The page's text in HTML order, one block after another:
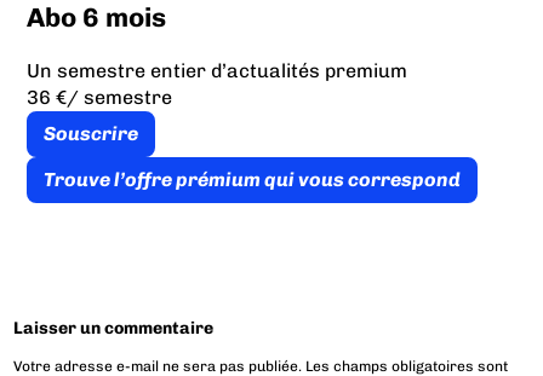
Abo 6 mois
Un semestre entier d’actualités premium
36 €/ semestre
Souscrire
Trouve l’offre prémium qui vous correspond
Laisser un commentaire
Votre adresse e-mail ne sera pas publiée. Les champs obligatoires sont